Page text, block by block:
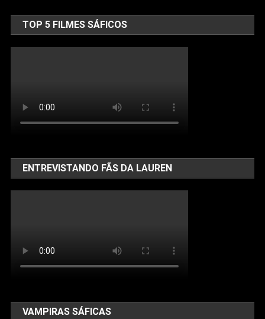
TOP 5 FILMES SÁFICOS
ENTREVISTANDO FÃS DA LAUREN
VAMPIRAS SÁFICAS